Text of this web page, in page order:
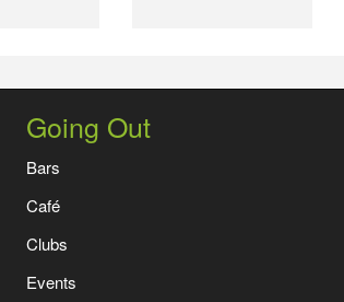
Going Out
Bars
Café
Clubs
Events